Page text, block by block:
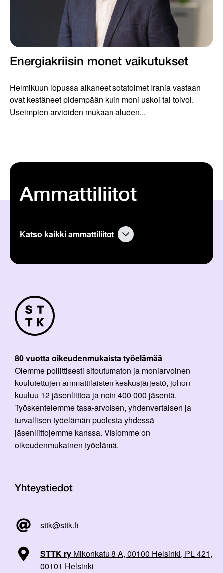
Energiakriisin monet vaikutukset
Helmikuun lopussa alkaneet sotatoimet Irania vastaan
ovat kestäneet pidempään kuin moni uskoi tai toivoi.
Useimpien arvioiden mukaan alueen...
Ammattiliitot
Katso kaikki ammattiliitot
80 vuotta oikeudenmukaista työelämää
Olemme poliittisesti sitoutumaton ja moniarvoinen
koulutettujen ammattilaisten keskusjärjestö, johon
kuuluu 12 jäsenliittoa ja noin 400 000 jäsentä.
Työskentelemme tasa-arvoisen, yhdenvertaisen ja
turvallisen työelämän puolesta yhdessä
jäsenliittojemme kanssa. Visiomme on
oikeudenmukainen työelämä.
Yhteystiedot
sttk@sttk.fi
STTK ry Mikonkatu 8 A, 00100 Helsinki, PL 421,
00101 Helsinki